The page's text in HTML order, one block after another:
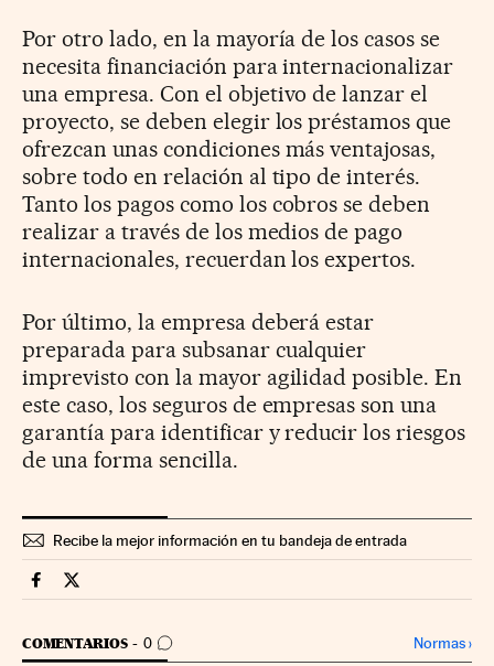
Por otro lado, en la mayoría de los casos se
necesita financiación para internacionalizar
una empresa. Con el objetivo de lanzar el
proyecto, se deben elegir los préstamos que
ofrezcan unas condiciones más ventajosas,
sobre todo en relación al tipo de interés.
Tanto los pagos como los cobros se deben
realizar a través de los medios de pago
internacionales, recuerdan los expertos.
Por último, la empresa deberá estar
preparada para subsanar cualquier
imprevisto con la mayor agilidad posible. En
este caso, los seguros de empresas son una
garantía para identificar y reducir los riesgos
de una forma sencilla.
Recibe la mejor información en tu bandeja de entrada
Territorio Pyme Cinco Días en Facebook
Territorio Pyme Cinco Días en Twitter
COMENTARIOS 0
IR A LOS COMENTARIOS Normas›